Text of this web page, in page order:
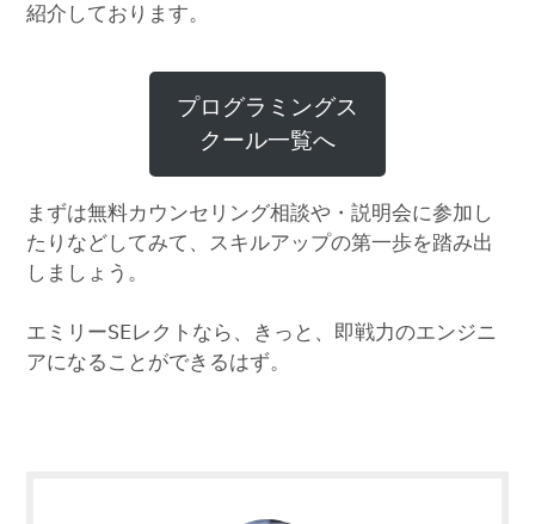
紹介しております。
プログラミングス
クール一覧へ
まずは無料カウンセリング相談や・説明会に参加し
たりなどしてみて、スキルアップの第一歩を踏み出
しましょう。
エミリーSEレクトなら、きっと、即戦力のエンジニ
アになることができるはず。